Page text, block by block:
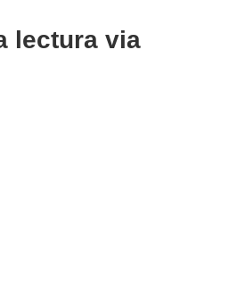
lectura via